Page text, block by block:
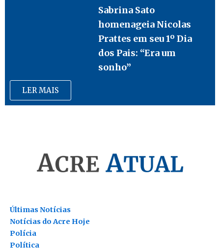
Sabrina Sato
homenageia Nicolas
Prattes em seu 1º Dia
dos Pais: “Era um
sonho”
LER MAIS
Últimas Notícias
Notícias do Acre Hoje
Polícia
Política